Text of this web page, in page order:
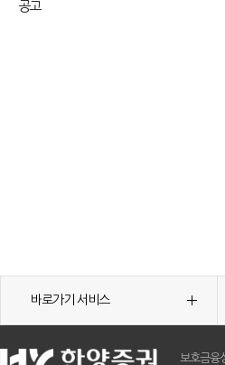
공고
바로가기 서비스
보호금융